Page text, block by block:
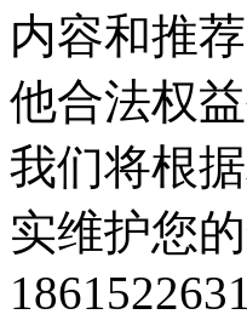
内容和推
他合法权
我们将根
实维护您